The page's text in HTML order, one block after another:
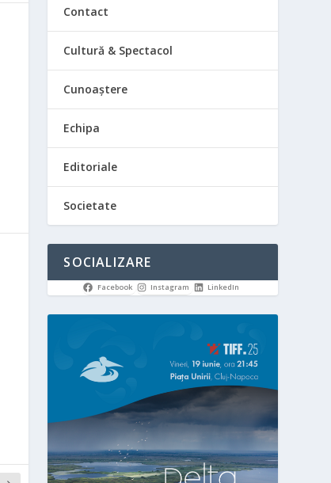
Contact
Cultură & Spectacol
Cunoaștere
Echipa
Editoriale
Societate
SOCIALIZARE
Facebook Instagram LinkedIn